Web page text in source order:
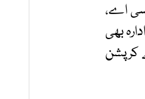
سی اے،
بھی
کرپشن